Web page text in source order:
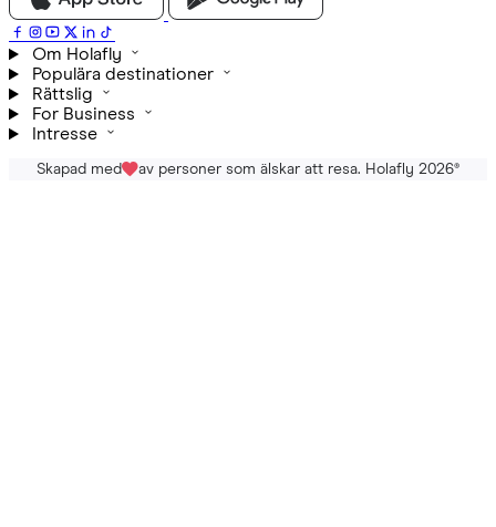
Om Holafly
Populära destinationer
Rättslig
For Business
Intresse
Skapad med av personer som älskar att resa. Holafly 2026®